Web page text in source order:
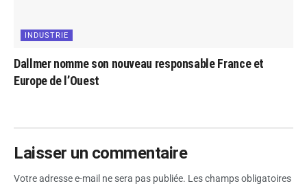
INDUSTRIE
Dallmer nomme son nouveau responsable France et
Europe de l’Ouest
Laisser un commentaire
Votre adresse e-mail ne sera pas publiée. Les champs obligatoires